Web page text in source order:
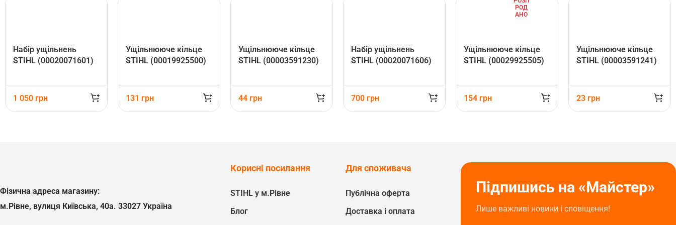
Набір ущільнень
STIHL (00020071601)
1 050 грн
Ущільнююче кільце
STIHL (00019925500)
131 грн
Ущільнююче кільце
STIHL (00003591230)
44 грн
Набір ущільнень
STIHL (00020071606)
700 грн
РОД
АНО
Ущільнююче кільце
STIHL (00029925505)
154 грн
Ущільнююче кільце
STIHL (00003591241)
23 грн
Фізична адреса магазину:
м.Рівне, вулиця Київська, 40а. 33027 Україна
Корисні посилання
STIHL у м.Рівне
Блог
Для споживача
Публічна оферта
Доставка і оплата
Підпишись на «Майстер»
Лише важливі новини і сповіщення!